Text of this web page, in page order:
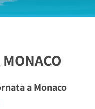
a Monaco